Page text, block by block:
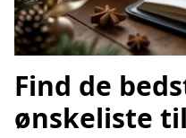
Find de
ønskeliste